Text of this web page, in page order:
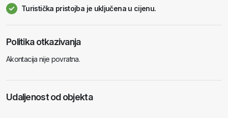
Turistička pristojba je uključena u cijenu.
Politika otkazivanja
Akontacija nije povratna.
Udaljenost od objekta